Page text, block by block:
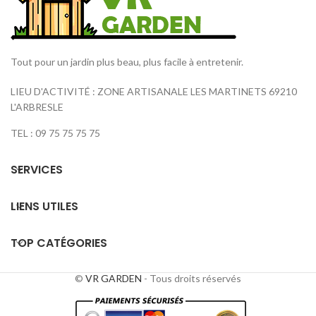
Tout pour un jardin plus beau, plus facile à entretenir.
LIEU D'ACTIVITÉ : ZONE ARTISANALE LES MARTINETS 69210
L'ARBRESLE
TEL : 09 75 75 75 75
SERVICES
LIENS UTILES
TOP CATÉGORIES
© VR GARDEN - Tous droits réservés